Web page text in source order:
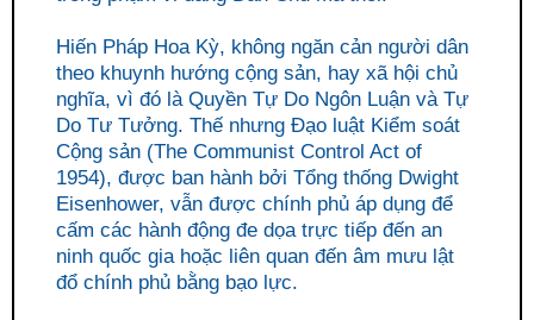
Hiến Pháp Hoa Kỳ, không ngăn cản người dân
theo khuynh hướng cộng sản, hay xã hội chủ
nghĩa, vì đó là Quyền Tự Do Ngôn Luận và Tự
Do Tư Tưởng. Thế nhưng Đạo luật Kiểm soát
Cộng sản (The Communist Control Act of
1954), được ban hành bởi Tổng thống Dwight
Eisenhower, vẫn được chính phủ áp dụng để
cấm các hành động đe dọa trực tiếp đến an
ninh quốc gia hoặc liên quan đến âm mưu lật
đổ chính phủ bằng bạo lực.